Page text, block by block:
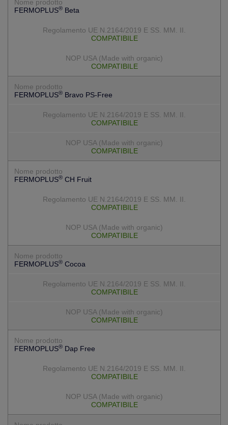
FERMOPLUS®Beta
COMPATIBILE
COMPATIBILE
FERMOPLUS®Bravo PS-Free
COMPATIBILE
COMPATIBILE
FERMOPLUS®CH Fruit
COMPATIBILE
COMPATIBILE
FERMOPLUS®Cocoa
COMPATIBILE
COMPATIBILE
FERMOPLUS®Dap Free
COMPATIBILE
COMPATIBILE